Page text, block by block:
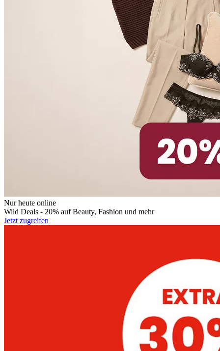
Nur heute online
Wild Deals - 20% auf Beauty, Fashion und mehr
Jetzt zugreifen